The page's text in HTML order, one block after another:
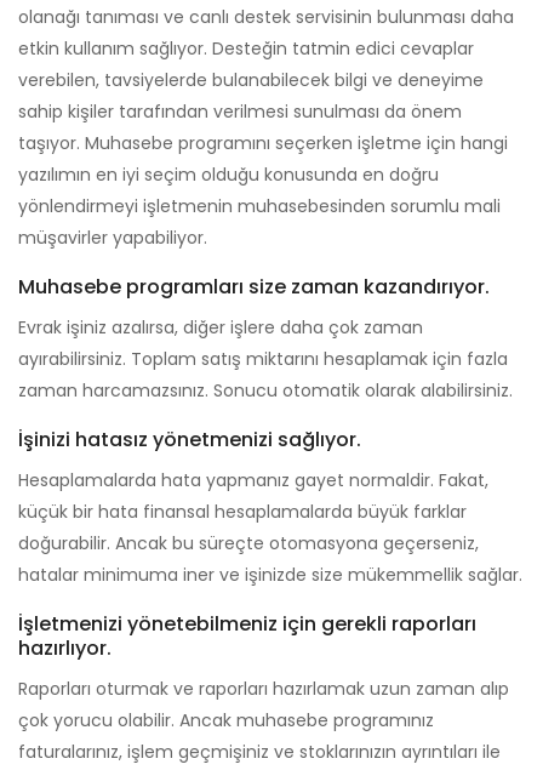
olanağı tanıması ve canlı destek servisinin bulunması daha
etkin kullanım sağlıyor. Desteğin tatmin edici cevaplar
verebilen, tavsiyelerde bulanabilecek bilgi ve deneyime
sahip kişiler tarafından verilmesi sunulması da önem
taşıyor. Muhasebe programını seçerken işletme için hangi
yazılımın en iyi seçim olduğu konusunda en doğru
yönlendirmeyi işletmenin muhasebesinden sorumlu mali
müşavirler yapabiliyor.
Muhasebe programları size zaman kazandırıyor.
Evrak işiniz azalırsa, diğer işlere daha çok zaman
ayırabilirsiniz. Toplam satış miktarını hesaplamak için fazla
zaman harcamazsınız. Sonucu otomatik olarak alabilirsiniz.
İşinizi hatasız yönetmenizi sağlıyor.
Hesaplamalarda hata yapmanız gayet normaldir. Fakat,
küçük bir hata finansal hesaplamalarda büyük farklar
doğurabilir. Ancak bu süreçte otomasyona geçerseniz,
hatalar minimuma iner ve işinizde size mükemmellik sağlar.
İşletmenizi yönetebilmeniz için gerekli raporları
hazırlıyor.
Raporları oturmak ve raporları hazırlamak uzun zaman alıp
çok yorucu olabilir. Ancak muhasebe programınız
faturalarınız, işlem geçmişiniz ve stoklarınızın ayrıntıları ile